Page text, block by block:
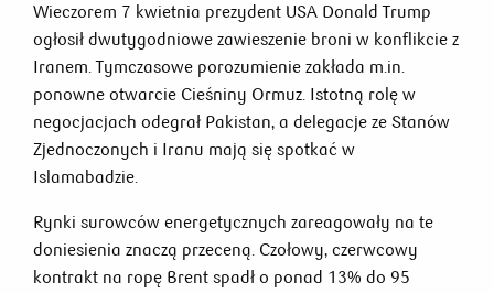
800 302 302
Wieczorem 7 kwietnia prezydent USA Donald Trump
ogłosił dwutygodniowe zawieszenie broni w konflikcie z
Iranem. Tymczasowe porozumienie zakłada m.in.
ponowne otwarcie Cieśniny Ormuz. Istotną rolę w
negocjacjach odegrał Pakistan, a delegacje ze Stanów
Zjednoczonych i Iranu mają się spotkać w
Islamabadzie.
Rynki surowców energetycznych zareagowały na te
doniesienia znaczą przeceną. Czołowy, czerwcowy
kontrakt na ropę Brent spadł o ponad 13% do 95